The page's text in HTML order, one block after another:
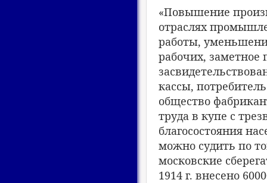
«Повышение
отраслях
работы,
рабочих, заметное
кассы,
общество
труда в купе с
благосостояния
можно судить по
московские
1914 г. внесено